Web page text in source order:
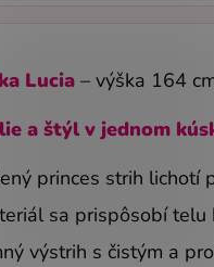
Lucia – výška 164
a štýl v jednom
princes strih lichotí
sa prispôsobí telu
výstrih s čistým a